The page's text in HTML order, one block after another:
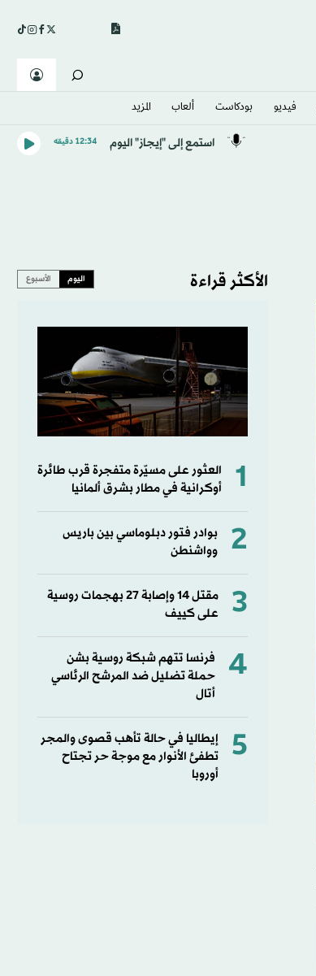
فيديو بودكاست ألعاب المزيد
استمع إلى "إيجاز" اليوم 12:34 دقيقه
الأكثر قراءة اليوم الأسبوع
1
العثور على مسيّرة متفجرة قرب طائرة
أوكرانية في مطار بشرق ألمانيا
2
بوادر فتور دبلوماسي بين باريس
وواشنطن
3
مقتل ⁠14 وإصابة ‌27 بهجمات روسية
على كييف
4
فرنسا تتهم شبكة روسية بشن
حملة تضليل ضد المرشح الرئاسي
أتال
5
إيطاليا في حالة تأهب قصوى والمجر
تطفئ الأنوار مع موجة حر تجتاح
أوروبا